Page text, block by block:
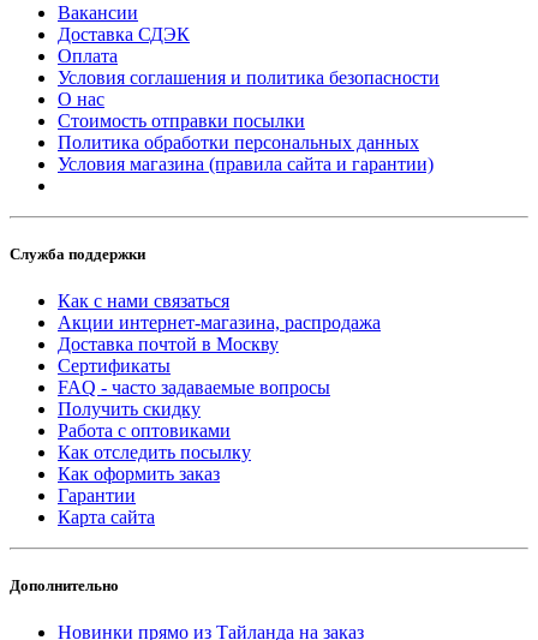
Вакансии
Доставка СДЭК
Оплата
Условия соглашения и политика безопасности
О нас
Стоимость отправки посылки
Политика обработки персональных данных
Условия магазина (правила сайта и гарантии)
Служба поддержки
Как с нами связаться
Акции интернет-магазина, распродажа
Доставка почтой в Москву
Сертификаты
FAQ - часто задаваемые вопросы
Получить скидку
Работа с оптовиками
Как отследить посылку
Как оформить заказ
Гарантии
Карта сайта
Дополнительно
Новинки прямо из Тайланда на заказ